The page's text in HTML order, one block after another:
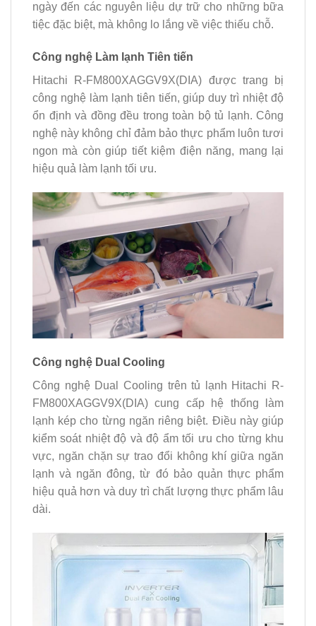
ngày đến các nguyên liệu dự trữ cho những bữa
tiệc đặc biệt, mà không lo lắng về việc thiếu chỗ.
Công nghệ Làm lạnh Tiên tiến
Hitachi R-FM800XAGGV9X(DIA) được trang bị
công nghệ làm lạnh tiên tiến, giúp duy trì nhiệt độ
ổn định và đồng đều trong toàn bộ tủ lạnh. Công
nghệ này không chỉ đảm bảo thực phẩm luôn tươi
ngon mà còn giúp tiết kiệm điện năng, mang lại
hiệu quả làm lạnh tối ưu.
Công nghệ Dual Cooling
Công nghệ Dual Cooling trên tủ lạnh Hitachi R-
FM800XAGGV9X(DIA) cung cấp hệ thống làm
lạnh kép cho từng ngăn riêng biệt. Điều này giúp
kiểm soát nhiệt độ và độ ẩm tối ưu cho từng khu
vực, ngăn chặn sự trao đổi không khí giữa ngăn
lạnh và ngăn đông, từ đó bảo quản thực phẩm
hiệu quả hơn và duy trì chất lượng thực phẩm lâu
dài.